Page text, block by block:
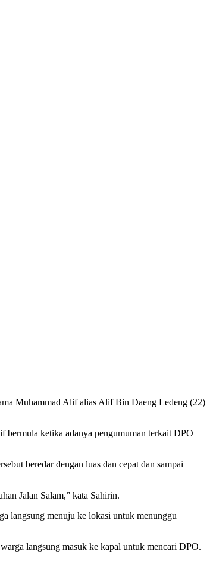
Muhammad Alif alias Alif Bin Daeng Ledeng (22)
ketika adanya pengumuman terkait DPO
beredar dengan luas dan cepat dan sampai
Jalan Salam,” kata Sahirin.
langsung menuju ke lokasi untuk menunggu
langsung masuk ke kapal untuk mencari DPO.